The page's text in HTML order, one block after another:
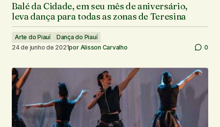
Balé da Cidade, em seu mês de aniversário,
leva dança para todas as zonas de Teresina
Arte do Piauí
Dança do Piauí
24 de junho de 2021por Alisson Carvalho 0